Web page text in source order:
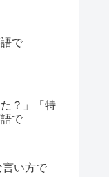
で
た？」「特
で
い方で